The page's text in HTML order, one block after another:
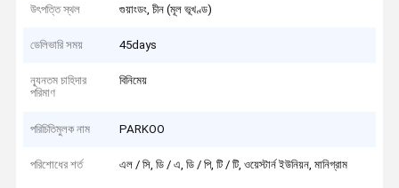
উৎপত্তি স্থল গুয়াংডং, চীন (মূল ভূখণ্ড)
ডেলিভারি সময় 45days
ন্যূনতম চাহিদার
পরিমাণ
বিনিমেয়
পরিচিতিমুলক নাম PARKOO
পরিশোধের শর্ত এল / সি, ডি / এ, ডি / পি, টি / টি, ওয়েস্টার্ন ইউনিয়ন, মানিগ্রাম